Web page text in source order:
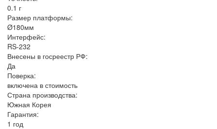
0.1 г
Размер платформы:
Ø180мм
Интерфейс:
RS-232
Внесены в госреестр РФ:
Да
Поверка:
включена в стоимость
Страна производства:
Южная Корея
Гарантия:
1 год